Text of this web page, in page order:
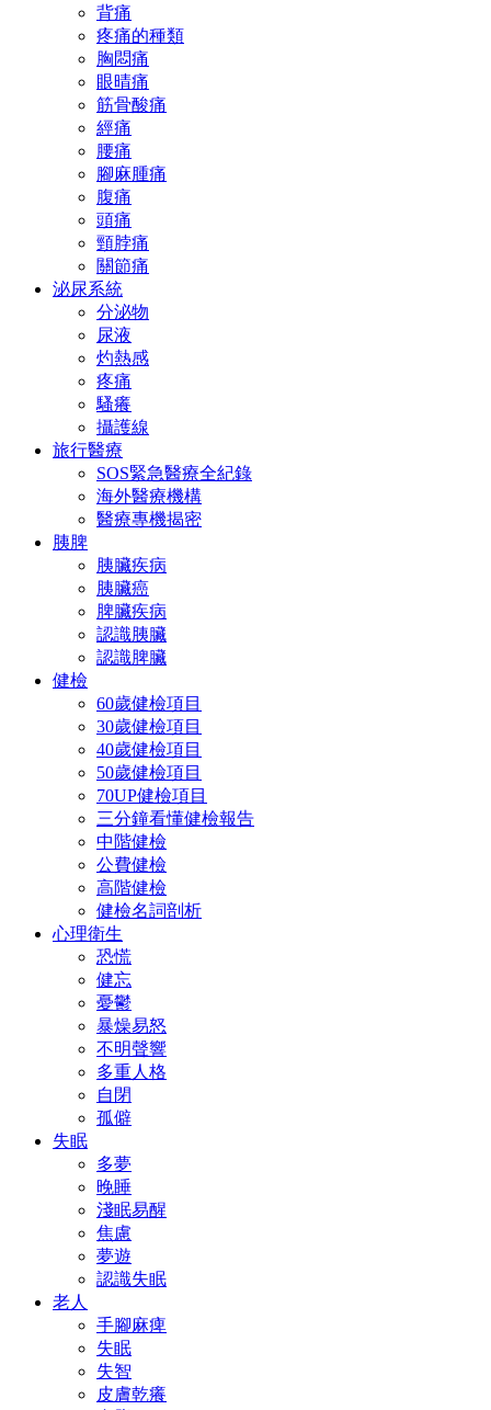
背痛
疼痛的種類
胸悶痛
眼晴痛
筋骨酸痛
經痛
腰痛
腳麻腫痛
腹痛
頭痛
頸脖痛
關節痛
泌尿系統
分泌物
尿液
灼熱感
疼痛
騷癢
攝護線
旅行醫療
SOS緊急醫療全紀錄
海外醫療機構
醫療專機揭密
胰脾
胰臟疾病
胰臟癌
脾臟疾病
認識胰臟
認識脾臟
健檢
60歲健檢項目
30歲健檢項目
40歲健檢項目
50歲健檢項目
70UP健檢項目
三分鐘看懂健檢報告
中階健檢
公費健檢
高階健檢
健檢名詞剖析
心理衛生
恐慌
健忘
憂鬱
暴燥易怒
不明聲響
多重人格
自閉
孤僻
失眠
多夢
晚睡
淺眠易醒
焦慮
夢遊
認識失眠
老人
手腳麻痺
失眠
失智
皮膚乾癢